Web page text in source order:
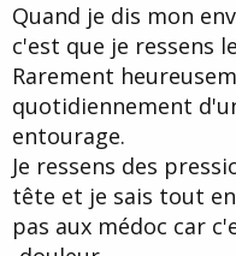
Quand je dis mon
c'est que je ressens
Rarement
quotidiennement
entourage.
Je ressens des
tête et je sais tout
pas aux médoc car